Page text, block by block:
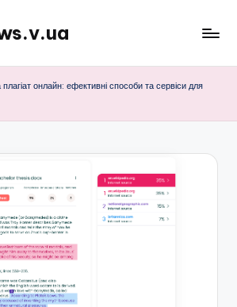
онлайн: ефективні способи та сервіси для